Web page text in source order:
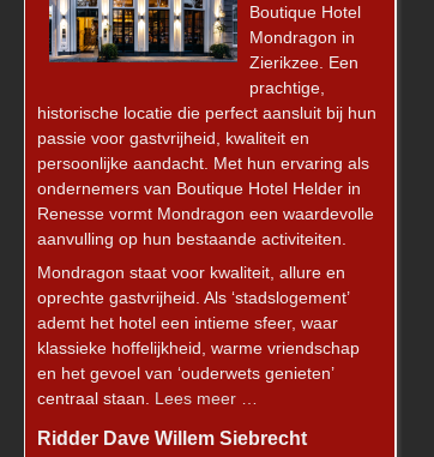
Boutique Hotel
Mondragon in
Zierikzee. Een
prachtige,
historische locatie die perfect aansluit bij hun
passie voor gastvrijheid, kwaliteit en
persoonlijke aandacht. Met hun ervaring als
ondernemers van Boutique Hotel Helder in
Renesse vormt Mondragon een waardevolle
aanvulling op hun bestaande activiteiten.
Mondragon staat voor kwaliteit, allure en
oprechte gastvrijheid. Als ‘stadslogement’
ademt het hotel een intieme sfeer, waar
klassieke hoffelijkheid, warme vriendschap
en het gevoel van ‘ouderwets genieten’
centraal staan. Lees meer …
Ridder Dave Willem Siebrecht